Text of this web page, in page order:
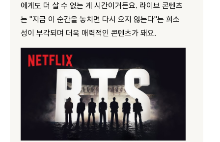
에게도 더 살 수 없는 게 시간이거든요. 라이브 콘텐츠
는 "지금 이 순간을 놓치면 다시 오지 않는다"는 희소
성이 부각되며 더욱 매력적인 콘텐츠가 돼요.